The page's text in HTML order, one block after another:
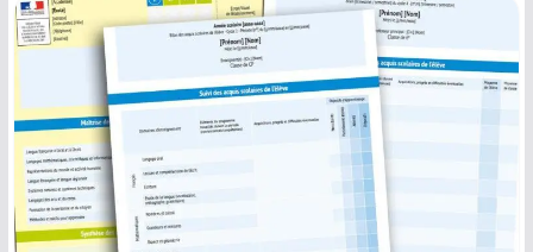
VIE PROFESSIONNELLE
Ressources
Agenda
CRPE
Lectures de livres